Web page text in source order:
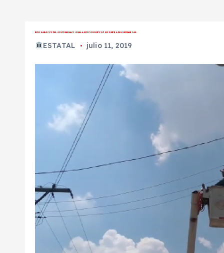
REVISARÁ CPC DEL SISTEMA NACIONAL ANTICORRUPCIÓN COMPRA DE LUMINARIAS.
ESTATAL julio 11, 2019